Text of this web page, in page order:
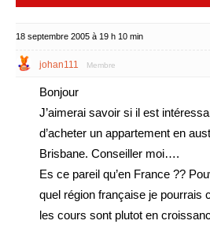
18 septembre 2005 à 19 h 10 min
johan111 Membre
Bonjour
J’aimerai savoir si il est
d’acheter un appartement en
Brisbane. Conseiller moi….
Es ce pareil qu’en France ??
quel région française je
les cours sont plutot en